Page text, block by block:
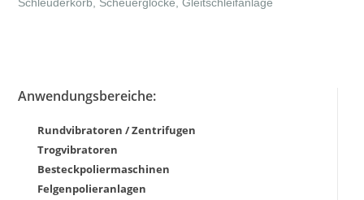
Schleuderkorb, Scheuerglocke, Gleitschleifanlage
Anwendungsbereiche:
Rundvibratoren / Zentrifugen
Trogvibratoren
Besteckpoliermaschinen
Felgenpolieranlagen